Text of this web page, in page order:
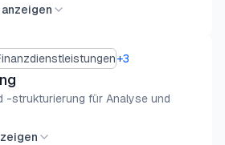
+3
-strukturierung für Analyse und